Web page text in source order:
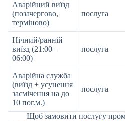
Аварійний виїзд
(позачергово,
терміново)
послуга
Нічний/ранній
виїзд (21:00–
06:00)
послуга
Аварійна служба
(виїзд + усунення
засмічення на до
10 пог.м.)
послуга
Щоб замовити послугу